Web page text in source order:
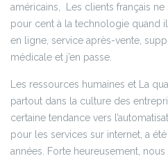
américains, Les clients français
pour cent à la technologie quand
en ligne, service après-vente,
médicale et j’en passe.
Les ressources humaines et La
partout dans la culture des
certaine tendance vers
pour les services sur internet, a
années. Forte heureusement,